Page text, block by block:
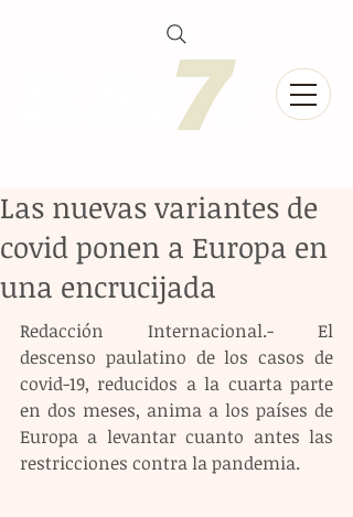
Las nuevas variantes de
covid ponen a Europa en
una encrucijada
Redacción Internacional.- El
descenso paulatino de los casos de
covid-19, reducidos a la cuarta parte
en dos meses, anima a los países de
Europa a levantar cuanto antes las
restricciones contra la pandemia.